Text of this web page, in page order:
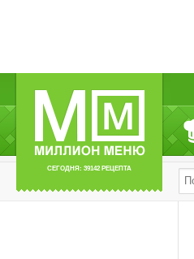
СЕГОДНЯ: 39142 РЕЦЕПТА